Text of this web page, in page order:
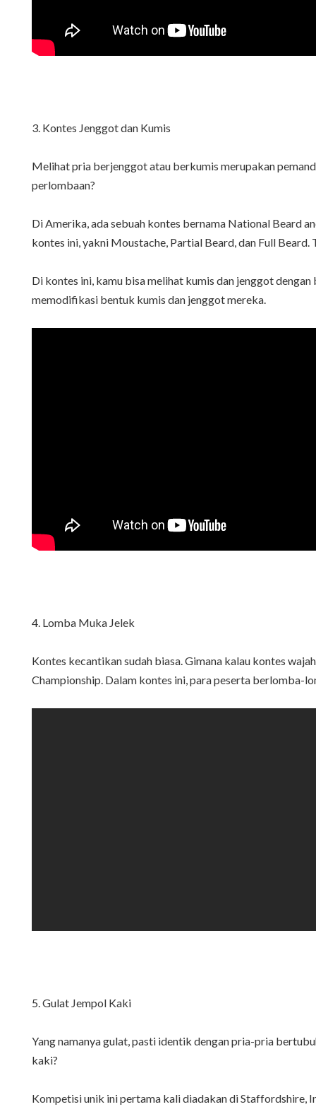
3. Kontes Jenggot dan Kumis
Melihat pria berjenggot atau berkumis merupakan
perlombaan?
Di Amerika, ada sebuah kontes bernama National Beard
kontes ini, yakni Moustache, Partial Beard, dan Full
Di kontes ini, kamu bisa melihat kumis dan jenggot
memodifikasi bentuk kumis dan jenggot mereka.
4. Lomba Muka Jelek
Kontes kecantikan sudah biasa. Gimana kalau kontes
Championship. Dalam kontes ini, para peserta berlomba-
5. Gulat Jempol Kaki
Yang namanya gulat, pasti identik dengan pria-pria
kaki?
Kompetisi unik ini pertama kali diadakan di Staffordshire,